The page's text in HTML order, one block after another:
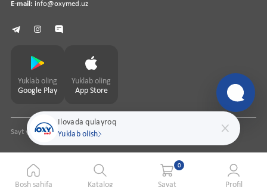
Ilovada qulayroq
Yuklab olish
E-mail: info@oxymed.uz
Yuklab oling
Google Play
Yuklab oling
App Store
Sayt yaratuvchipharmit.uz
Bosh sahifa Katalog
0
Savat Profil